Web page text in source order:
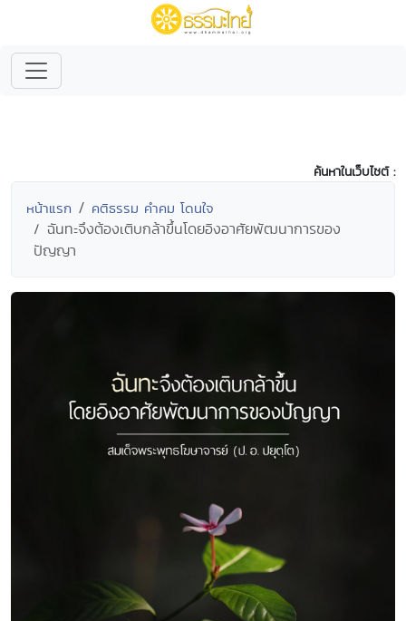
ค้นหาในเว็บไซต์ :
หน้าแรก คติธรรม คำคม โดนใจ
ฉันทะจึงต้องเติบกล้าขึ้นโดยอิงอาศัยพัฒนาการของ
ปัญญา